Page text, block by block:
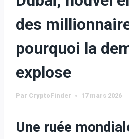
des
pourquoi la
explose
Par CryptoFinder 17 mars 2026
Une ruée